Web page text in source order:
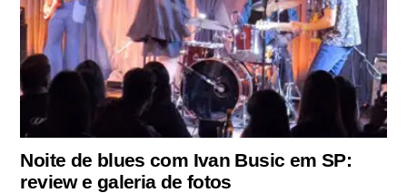
Noite de blues com Ivan Busic em SP:
review e galeria de fotos